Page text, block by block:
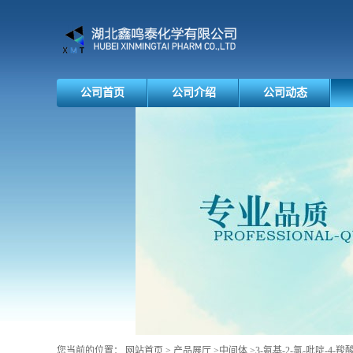
公司首页 公司介绍 公司动态
您当前的位置： 网站首页 > 产品展厅 >中间体 >3-氨基-2-氯-吡啶-4-羧